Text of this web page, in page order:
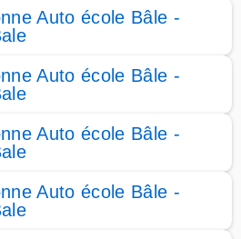
Auto école Bâle -
Auto école Bâle -
Auto école Bâle -
Auto école Bâle -